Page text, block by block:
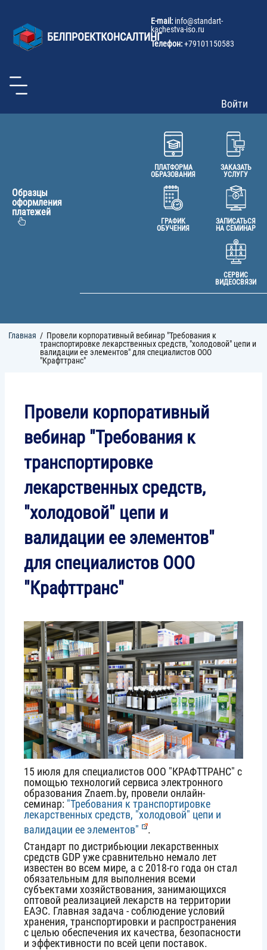
основному
содержаниюБЕЛПРОЕКТКОНСАЛТИНГ
E-mail: info@standart-
kachestva-iso.ru
Телефон:+79101150583
Войти
Образцы
оформления
платежей
ПЛАТФОРМА
ОБРАЗОВАНИЯ
ЗАКАЗАТЬ
УСЛУГУ
ГРАФИК
ОБУЧЕНИЯ
ЗАПИСАТЬСЯ
НА СЕМИНАР
СЕРВИС
ВИДЕОСВЯЗИ
Строка
навигации
Главная
Провели корпоративный вебинар "Требования к
транспортировке лекарственных средств, "холодовой" цепи и
валидации ее элементов" для специалистов ООО
"Крафттранс"
Провели корпоративный
вебинар "Требования к
транспортировке
лекарственных средств,
"холодовой" цепи и
валидации ее элементов"
для специалистов ООО
"Крафттранс"
Image
15 июля для специалистов ООО "КРАФТТРАНС" с
помощью технологий сервиса электронного
образования Znaem.by, провели онлайн-
семинар: "Требования к транспортировке
лекарственных средств, "холодовой" цепи и
валидации ее элементов"
.
Стандарт по дистрибьюции лекарственных
средств GDP уже сравнительно немало лет
известен во всем мире, а с 2018-го года он стал
обязательным для выполнения всеми
субъектами хозяйствования, занимающихся
оптовой реализацией лекарств на территории
ЕАЭС. Главная задача - соблюдение условий
хранения, транспортировки и распространения
с целью обеспечения их качества, безопасности
и эффективности по всей цепи поставок.